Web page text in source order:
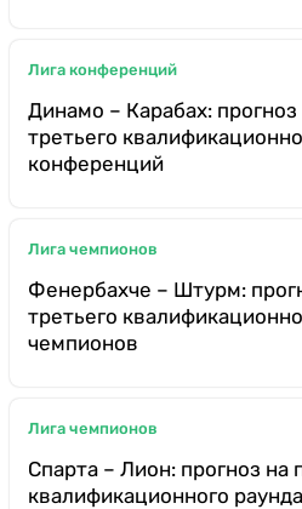
Лига конференций
Динамо – Карабах:
третьего
конференций
Лига чемпионов
Фенербахче – Штурм:
третьего
чемпионов
Лига чемпионов
Спарта – Лион: прогноз на
квалификационного